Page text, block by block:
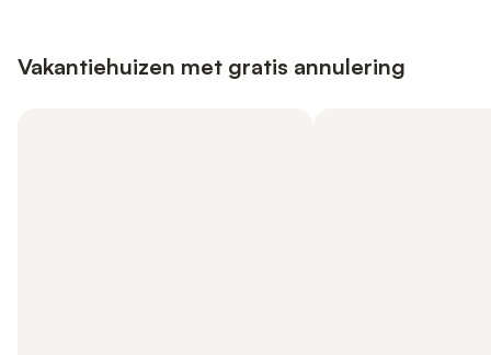
Vakantiehuizen met gratis annulering